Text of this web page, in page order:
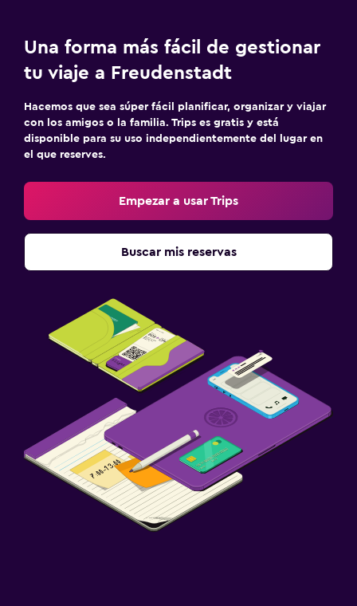
Una forma más fácil de gestionar
tu viaje a Freudenstadt
Hacemos que sea súper fácil planificar, organizar y viajar
con los amigos o la familia. Trips es gratis y está
disponible para su uso independientemente del lugar en
el que reserves.
Empezar a usar Trips
Buscar mis reservas